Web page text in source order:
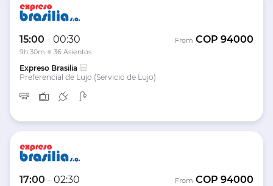
15:00 - 00:30
9h 30m 36 Asientos
From COP 94000
Expreso Brasilia
Preferencial de Lujo (Servicio de Lujo)
17:00 - 02:30 From COP 94000